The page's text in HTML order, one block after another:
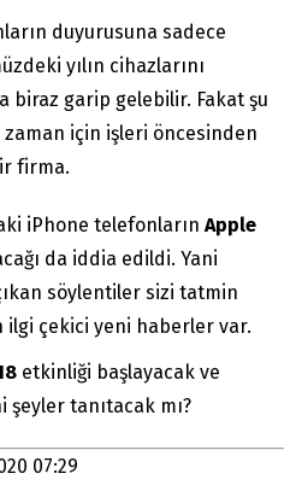
duyurusuna sadece
yılın cihazlarını
biraz garip gelebilir. Fakat şu
için işleri öncesinden
firma.
iPhone telefonların Apple
da iddia edildi. Yani
söylentiler sizi tatmin
çekici yeni haberler var.
etkinliği başlayacak ve
şeyler tanıtacak mı?
07:29